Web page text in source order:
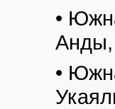
•
Анды,
•